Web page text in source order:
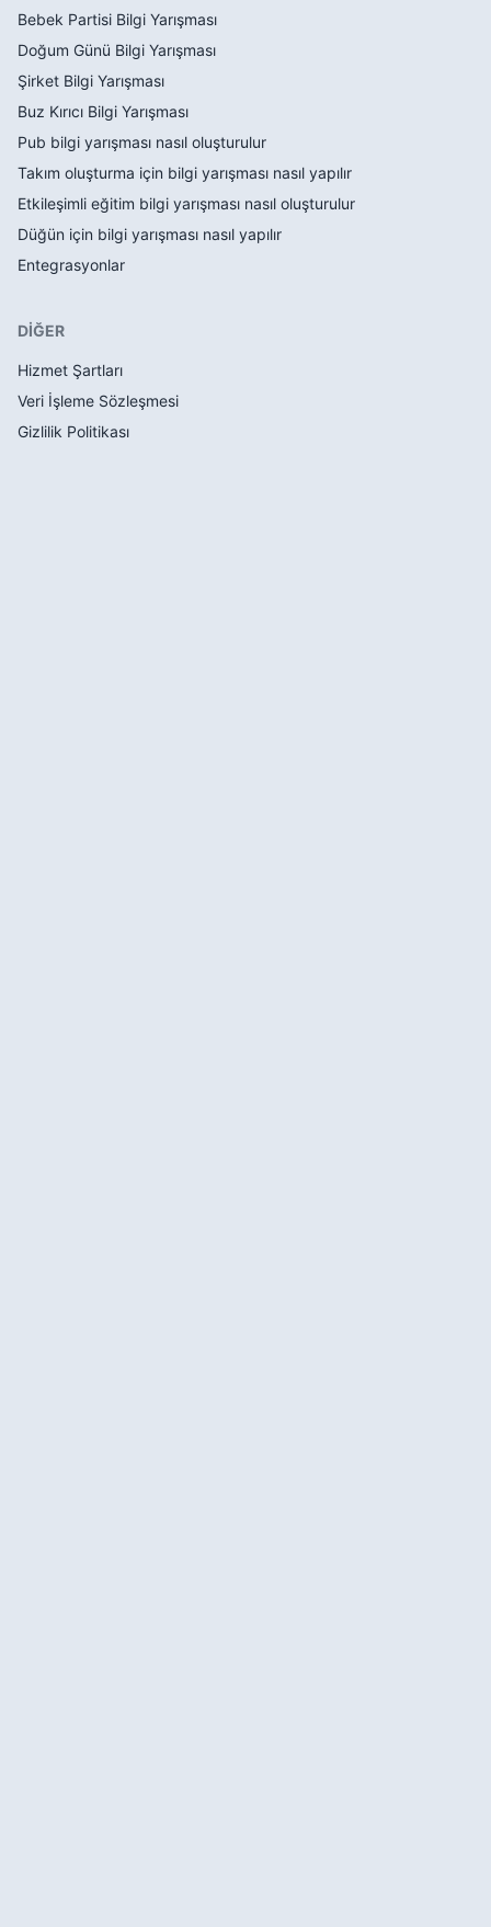
Bebek Partisi Bilgi Yarışması
Doğum Günü Bilgi Yarışması
Şirket Bilgi Yarışması
Buz Kırıcı Bilgi Yarışması
Pub bilgi yarışması nasıl oluşturulur
Takım oluşturma için bilgi yarışması nasıl yapılır
Etkileşimli eğitim bilgi yarışması nasıl oluşturulur
Düğün için bilgi yarışması nasıl yapılır
Entegrasyonlar
DİĞER
Hizmet Şartları
Veri İşleme Sözleşmesi
Gizlilik Politikası